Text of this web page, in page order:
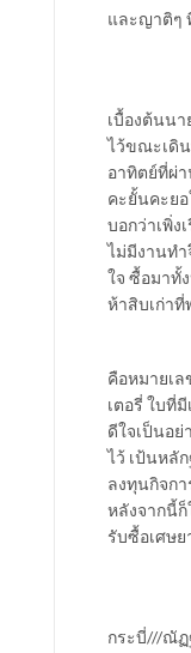
และญาติๆ
เบื้องต้นนา
ไว้ขณะเดิน
อาทิตย์ที่ผ่
คะยั้นคะยอ
บอกว่าเพิ่ง
ไม่มีงานท
ใจ ซื้อมาทั้
ห้าสิบเก่า
คือหมายเล
เตอรี่ ใบที่
ดีใจเป็นอ
ไว้ เป้นหลั
ลงทุนกิจก
หลังจากนี้
รับซื้อเศษ
กระบี่///ณัฏ